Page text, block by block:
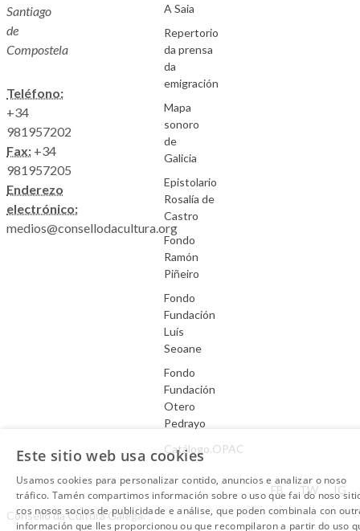
Santiago
de
Compostela
Teléfono:
+34
981957202
Fax: +34
981957205
Enderezo
electrónico:
medios@consellodacultura.org
A Saia
Repertorio
da prensa
da
emigración
Mapa
sonoro
de
Galicia
Epistolario
Rosalía de
Castro
Fondo
Ramón
Piñeiro
Fondo
Fundación
Luís
Seoane
Fondo
Fundación
Otero
Pedrayo
Catálogo.OPAC
Aviso Legal
Consello da Cultura Galega.
FB TW IG
Este sitio web usa cookies
Usamos cookies para personalizar contido, anuncios e analizar o noso
tráfico. Tamén compartimos información sobre o uso que fai do noso
cos nosos socios de publicidade e análise, que poden combinala con
información que lles proporcionou ou que recompilaron a partir do uso